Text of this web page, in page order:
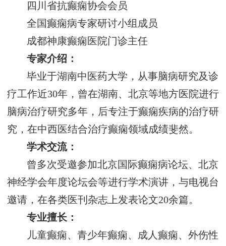
四川省抗癫痫协会会员
全国癫痫病专家研讨小组成员
成都神康癫痫医院门诊主任
专家介绍：
毕业于湖南中医药大学，从事脑病研究及诊
疗工作近30年，曾在湖南、北京等地方医院进行
脑病治疗研究多年，后专注于癫痫疾病的治疗研
究，在中西医结合治疗癫痫领域成绩斐然。
学术交流：
曾多次受邀参加北京国际癫痫病论坛、北京
神经学会年度论坛会等进行学术演讲，与电视台
邀请，在各类医刊杂志上发表论文20余篇。
专业擅长：
儿童癫痫、青少年癫痫、成人癫痫、外伤性